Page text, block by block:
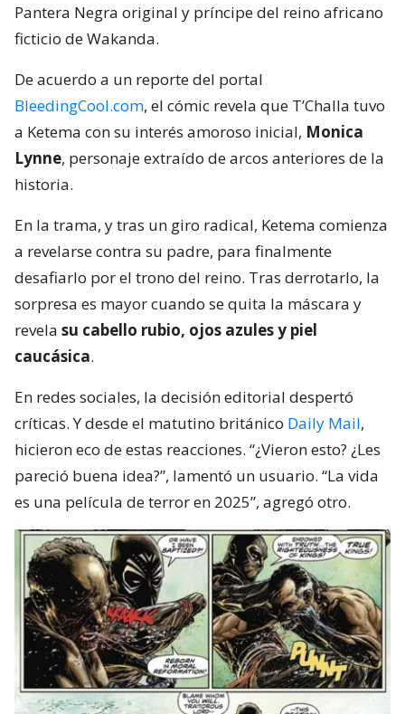
Pantera Negra original y príncipe del reino africano
ficticio de Wakanda.
De acuerdo a un reporte del portal
BleedingCool.com, el cómic revela que T’Challa tuvo
a Ketema con su interés amoroso inicial, Monica
Lynne, personaje extraído de arcos anteriores de la
historia.
En la trama, y tras un giro radical, Ketema comienza
a revelarse contra su padre, para finalmente
desafiarlo por el trono del reino. Tras derrotarlo, la
sorpresa es mayor cuando se quita la máscara y
revela su cabello rubio, ojos azules y piel
caucásica.
En redes sociales, la decisión editorial despertó
críticas. Y desde el matutino británico Daily Mail,
hicieron eco de estas reacciones. “¿Vieron esto? ¿Les
pareció buena idea?”, lamentó un usuario. “La vida
es una película de terror en 2025”, agregó otro.